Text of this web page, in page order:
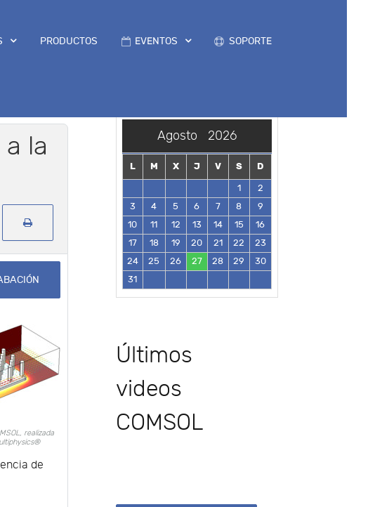
PRODUCTOS EVENTOS SOPORTE
la
realizada
de
Agosto 2026
L M X J V S
D
1
2
3
4 5 6 7 8
9
10
11 12 13 14 15
16
17
18 19 20 21 22
23
24
25 26 27 28 29
30
31
Últimos
videos
COMSOL